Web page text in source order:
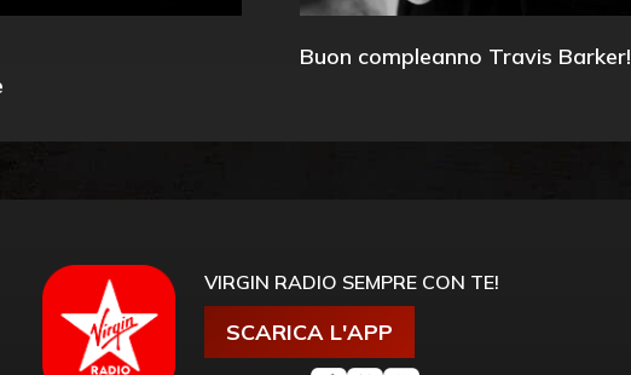
Buon compleanno Travis Barker!
VIRGIN RADIO SEMPRE CON TE!
SCARICA L'APP